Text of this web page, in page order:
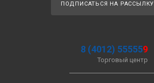
ПОДПИСАТЬСЯ НА РАССЫЛКУ
8 (4012) 555559
Торговый центр